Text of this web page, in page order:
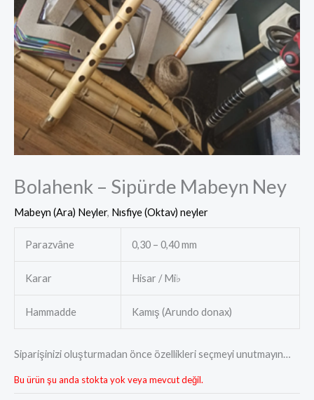
Bolahenk – Sipürde Mabeyn Ney
Mabeyn (Ara) Neyler, Nısfiye (Oktav) neyler
Parazvâne 0,30 – 0,40 mm
Karar Hisar / Mi♭
Hammadde Kamış (Arundo donax)
Siparişinizi oluşturmadan önce özellikleri seçmeyi unutmayın…
Bu ürün şu anda stokta yok veya mevcut değil.